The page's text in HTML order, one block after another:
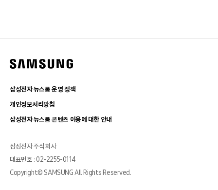
삼성전자 뉴스룸 운영 정책
개인정보처리방침
삼성전자 뉴스룸 콘텐츠 이용에 대한 안내
삼성전자 주식회사
대표번호 : 02-2255-0114
Copyright© SAMSUNG All Rights Reserved.